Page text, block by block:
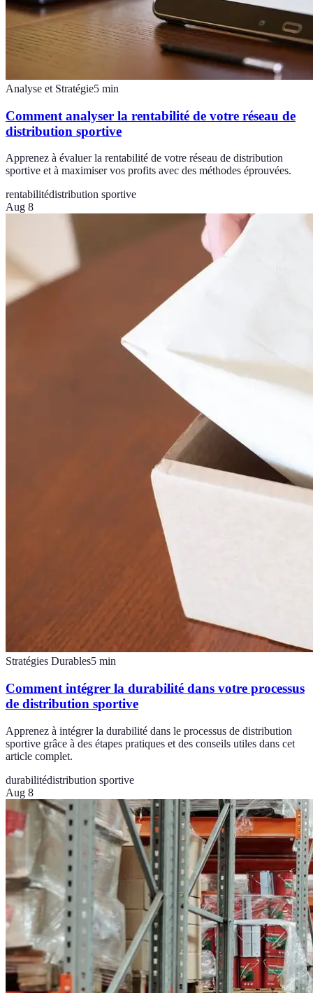
Analyse et Stratégie5 min
Comment analyser la rentabilité de votre réseau de
distribution sportive
Apprenez à évaluer la rentabilité de votre réseau de distribution
sportive et à maximiser vos profits avec des méthodes éprouvées.
rentabilitédistribution sportive
Aug 8
Stratégies Durables5 min
Comment intégrer la durabilité dans votre processus
de distribution sportive
Apprenez à intégrer la durabilité dans le processus de distribution
sportive grâce à des étapes pratiques et des conseils utiles dans cet
article complet.
durabilitédistribution sportive
Aug 8